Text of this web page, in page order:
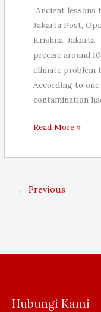
Ancient lessons
Jakarta Post,
Krishna,
precise around
climate problem
According to
contamination
Ancient
to
us
Read More »
← Previous
Hubungi Kami